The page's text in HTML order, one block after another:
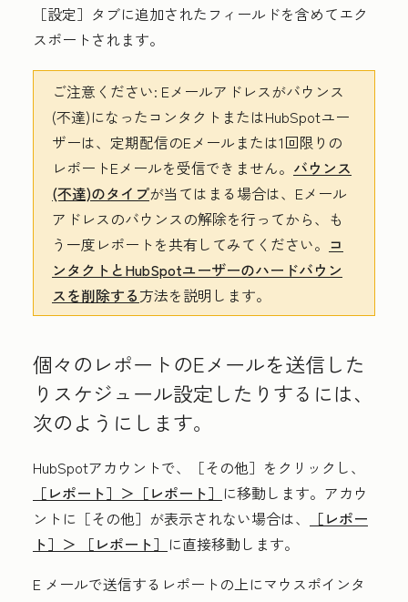
［設定］タブに追加されたフィールドを含めてエク
スポートされます。
ご注意ください: Eメールアドレスがバウンス
(不達)になったコンタクトまたはHubSpotユー
ザーは、定期配信のEメールまたは1回限りの
レポートEメールを受信できません。 バウンス
(不達)のタイプが当てはまる場合は、Eメール
アドレスのバウンスの解除を行ってから、も
う一度レポートを共有してみてください。 コ
ンタクトとHubSpotユーザーのハードバウン
スを削除する方法を説明します。
個々のレポートのEメールを送信した
りスケジュール設定したりするには、
次のようにします。
HubSpotアカウントで、
［その他］をクリックし、
［レポート］＞ ［レポート］ に移動します。アカウ
ントに ［その他］が表示されない場合は、
［レポー
ト］＞
［レポート］ に直接移動します。
E メールで送信するレポートの上にマウスポインタ